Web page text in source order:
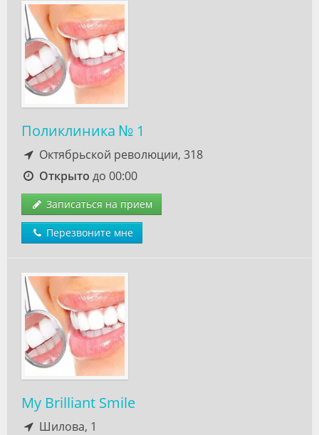
Поликлиника № 1
Октябрьской революции, 318
Открыто до 00:00
Записаться на прием
Перезвоните мне
My Brilliant Smile
Шилова, 1